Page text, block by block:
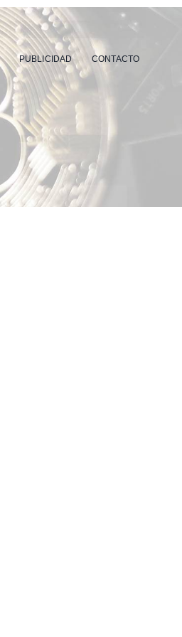
PUBLICIDAD CONTACTO